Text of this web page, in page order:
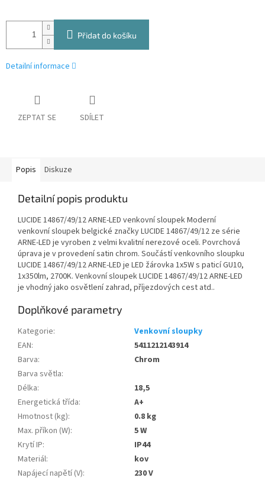
Přidat do košíku
Detailní informace
ZEPTAT SE SDÍLET
Popis Diskuze
Detailní popis produktu
LUCIDE 14867/49/12 ARNE-LED venkovní sloupek Moderní
venkovní sloupek belgické značky LUCIDE 14867/49/12 ze série
ARNE-LED je vyroben z velmi kvalitní nerezové oceli. Povrchová
úprava je v provedení satin chrom. Součástí venkovního sloupku
LUCIDE 14867/49/12 ARNE-LED je LED žárovka 1x5W s paticí GU10,
1x350lm, 2700K. Venkovní sloupek LUCIDE 14867/49/12 ARNE-LED
je vhodný jako osvětlení zahrad, příjezdových cest atd..
Doplňkové parametry
Kategorie:
Venkovní sloupky
EAN:
5411212143914
Barva:
Chrom
Barva světla:
Délka:
18,5
Energetická třída:
A+
Hmotnost (kg):
0.8 kg
Max. příkon (W):
5 W
Krytí IP:
IP44
Materiál:
kov
Napájecí napětí (V):
230 V